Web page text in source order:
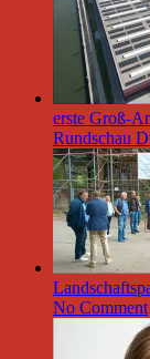
erste Groß-
Rundschau
No Comment